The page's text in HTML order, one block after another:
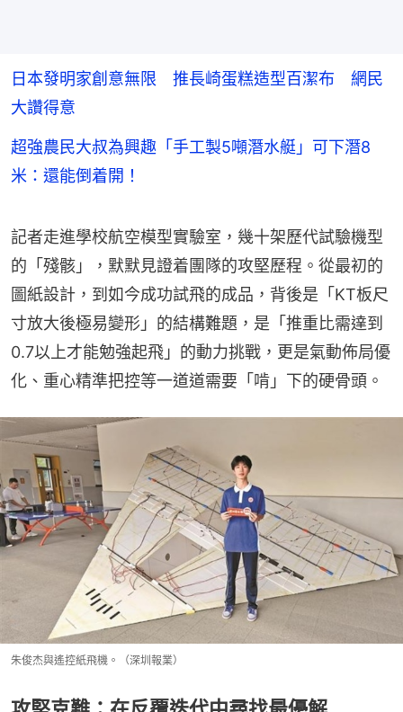
日本發明家創意無限 推長崎蛋糕造型百潔布 網民
大讚得意
超強農民大叔為興趣「手工製5噸潛水艇」可下潛8
米：還能倒着開！
記者走進學校航空模型實驗室，幾十架歷代試驗機型
的「殘骸」，默默見證着團隊的攻堅歷程。從最初的
圖紙設計，到如今成功試飛的成品，背後是「KT板尺
寸放大後極易變形」的結構難題，是「推重比需達到
0.7以上才能勉強起飛」的動力挑戰，更是氣動佈局優
化、重心精準把控等一道道需要「啃」下的硬骨頭。
朱俊杰與遙控紙飛機。（深圳報業）